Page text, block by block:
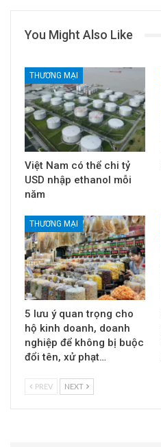
You Might Also Like
THƯƠNG MẠI
Việt Nam có thể chi tỷ
USD nhập ethanol mỗi
năm
THƯƠNG MẠI
5 lưu ý quan trọng cho
hộ kinh doanh, doanh
nghiệp để không bị buộc
đổi tên, xử phạt…
PREV NEXT